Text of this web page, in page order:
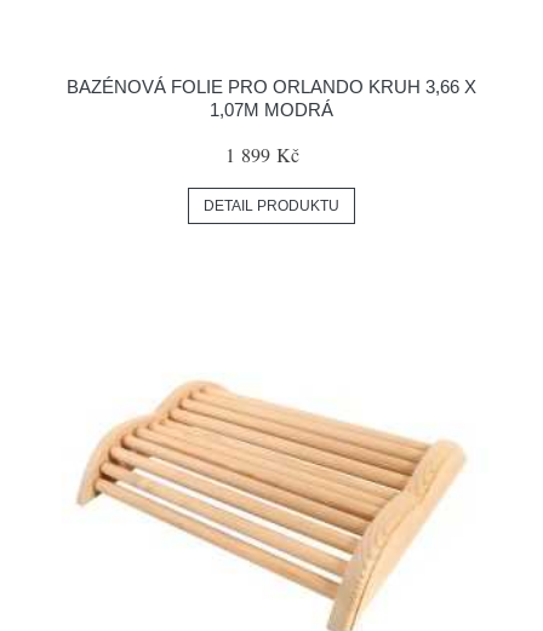
BAZÉNOVÁ FOLIE PRO ORLANDO KRUH 3,66 X
1,07M MODRÁ
1 899 Kč
DETAIL PRODUKTU